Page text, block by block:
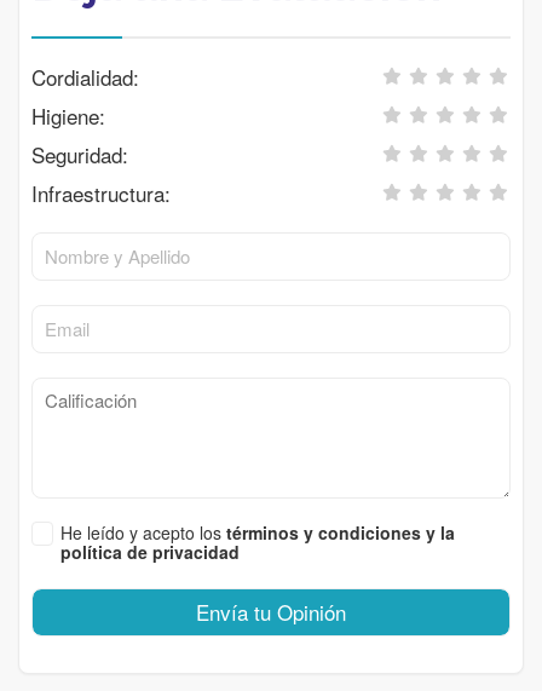
Cordialidad:
Higiene:
Seguridad:
Infraestructura:
He leído y acepto los términos y condiciones y la
política de privacidad
Envía tu Opinión